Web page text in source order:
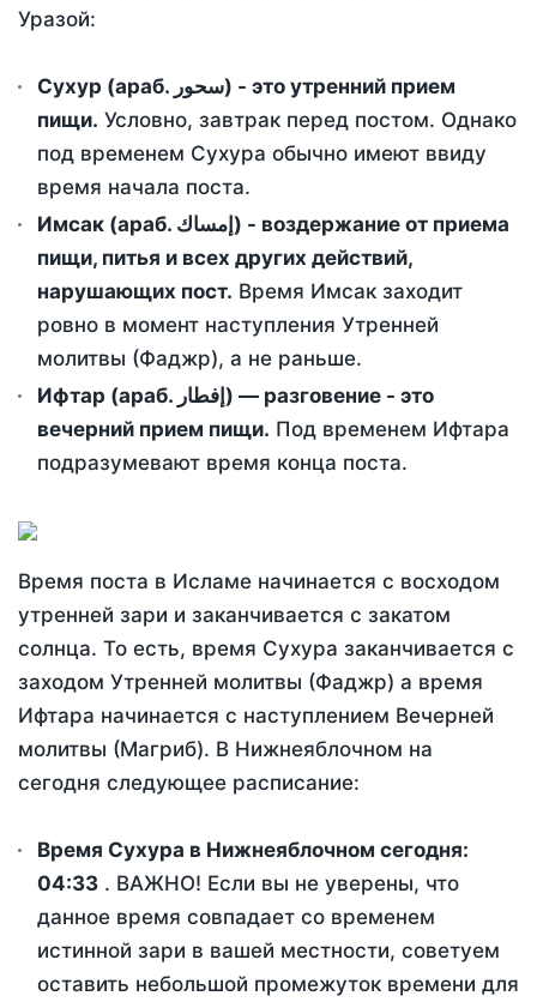
Уразой:
Сухур (араб. سحور) - это утренний прием
пищи. Условно, завтрак перед постом. Однако
под временем Сухура обычно имеют ввиду
время начала поста.
Имсак (араб. إمساك) - воздержание от приема
пищи, питья и всех других действий,
нарушающих пост. Время Имсак заходит
ровно в момент наступления Утренней
молитвы (Фаджр), а не раньше.
Ифтар (араб. إفطار) — разговение - это
вечерний прием пищи. Под временем Ифтара
подразумевают время конца поста.
Время поста в Исламе начинается с восходом
утренней зари и заканчивается с закатом
солнца. То есть, время Сухура заканчивается с
заходом Утренней молитвы (Фаджр) а время
Ифтара начинается с наступлением Вечерней
молитвы (Магриб). В Нижнеяблочном на
сегодня следующее расписание:
Время Сухура в Нижнеяблочном сегодня:
04:33 . ВАЖНО! Если вы не уверены, что
данное время совпадает со временем
истинной зари в вашей местности, советуем
оставить небольшой промежуток времени для